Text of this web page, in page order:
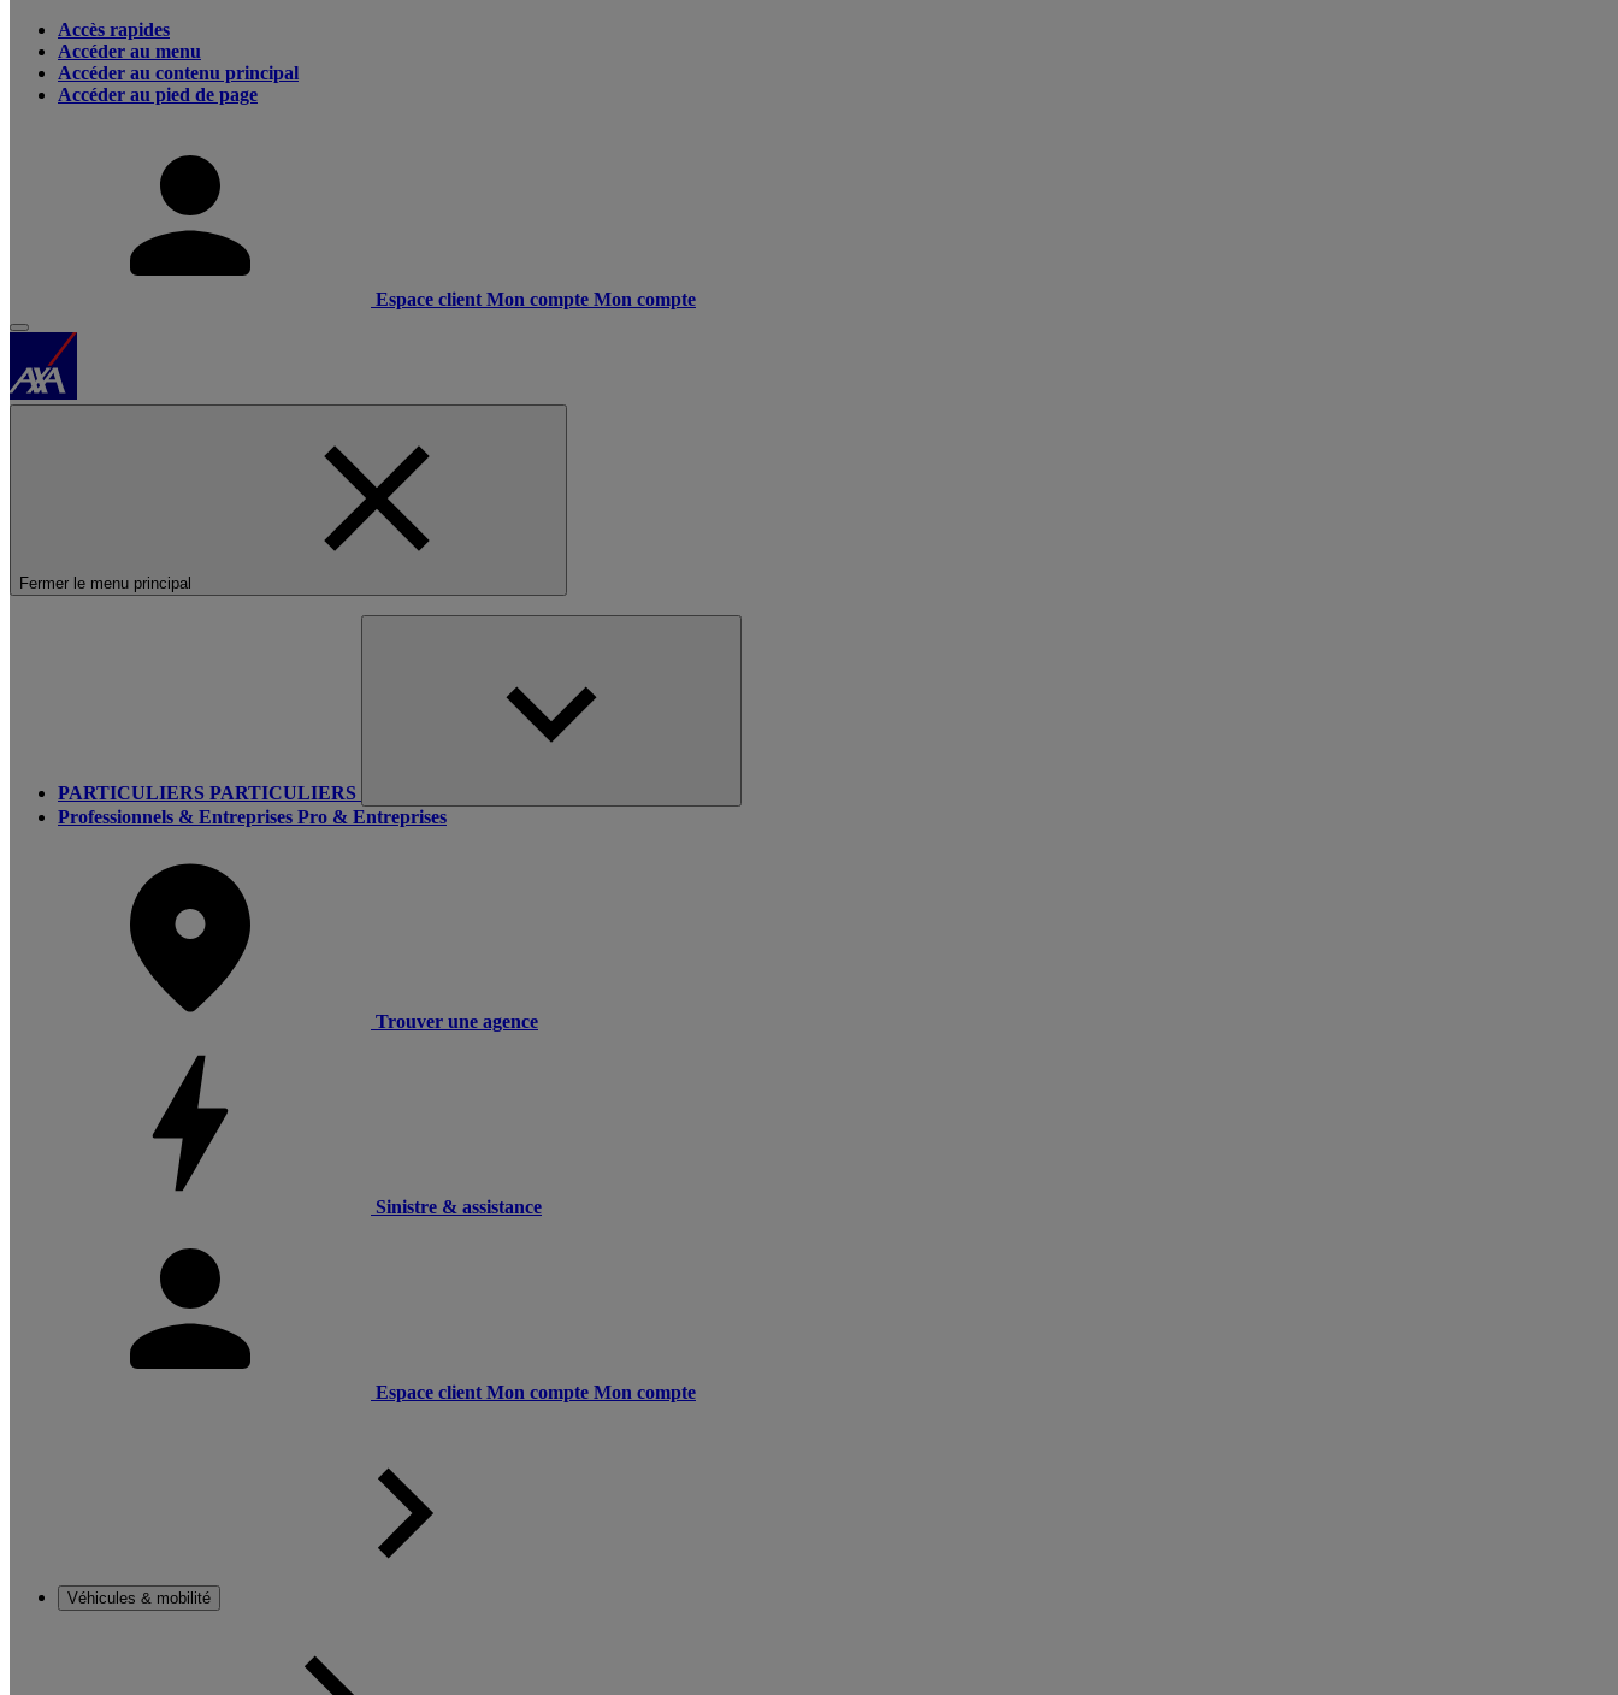
Accès rapides
Accéder au menu
Accéder au contenu principal
Accéder au pied de page
Espace client Mon compte Mon compte
Fermer le menu principal
PARTICULIERS PARTICULIERS
Professionnels & Entreprises Pro & Entreprises
Trouver une agence
Sinistre & assistance
Espace client Mon compte Mon compte
Véhicules & mobilité